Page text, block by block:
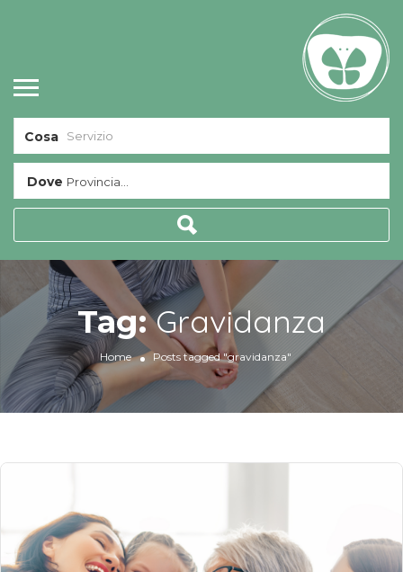
Cosa
Dove Provincia...
Tag:Gravidanza
Home Posts tagged "gravidanza"